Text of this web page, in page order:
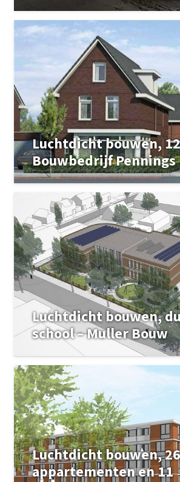
Luchtdicht bouwen,
Bouwbedrijf Pennings
Luchtdicht bouwen,
school – Muller Bouw
Luchtdicht bouwen, 26
appartementen en 11